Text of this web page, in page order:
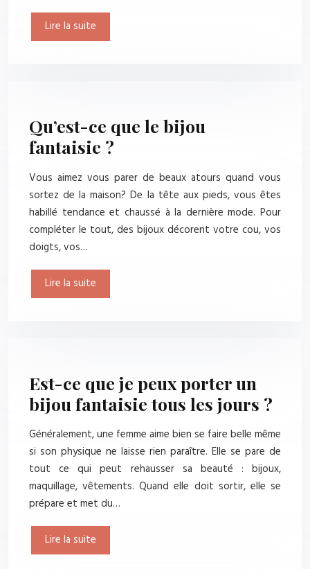
Lire la suite
Qu’est-ce que le bijou
fantaisie ?
Vous aimez vous parer de beaux atours quand vous
sortez de la maison? De la tête aux pieds, vous êtes
habillé tendance et chaussé à la dernière mode. Pour
compléter le tout, des bijoux décorent votre cou, vos
doigts, vos…
Lire la suite
Est-ce que je peux porter un
bijou fantaisie tous les jours ?
Généralement, une femme aime bien se faire belle même
si son physique ne laisse rien paraître. Elle se pare de
tout ce qui peut rehausser sa beauté : bijoux,
maquillage, vêtements. Quand elle doit sortir, elle se
prépare et met du…
Lire la suite